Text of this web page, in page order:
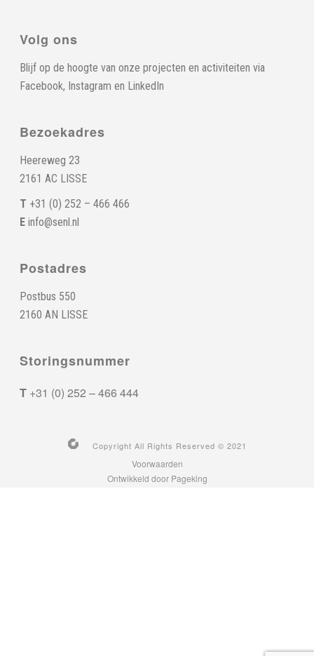
Volg ons
Blijf op de hoogte van onze projecten en activiteiten via
Facebook, Instagram en LinkedIn
Bezoekadres
Heereweg 23
2161 AC LISSE
T +31 (0) 252 – 466 466
E info@senl.nl
Postadres
Postbus 550
2160 AN LISSE
Storingsnummer
T +31 (0) 252 – 466 444
Copyright All Rights Reserved © 2021
Voorwaarden
Ontwikkeld door Pageking